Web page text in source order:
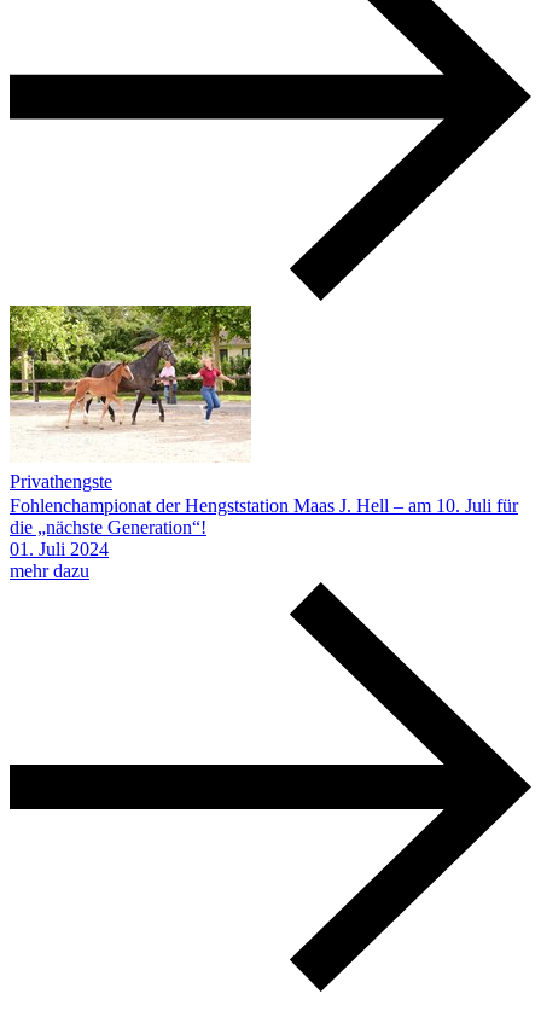
Privathengste
Fohlenchampionat der Hengststation Maas J. Hell – am 10. Juli für
die „nächste Generation“!
01. Juli 2024
mehr dazu